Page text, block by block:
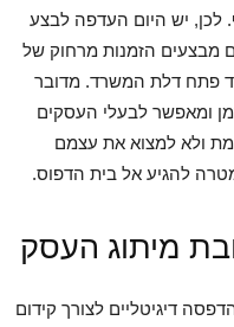
לכן, יש היום העדפה לבצע
מבצעים הזמנות מרחוק של
פתח דלת המשרד. מדובר
ומאפשר לבעלי העסקים
ולא למצוא את עצמם
להגיע אל בית הדפוס.
מיתוג העסק
דיגיטליים לצורך קידום